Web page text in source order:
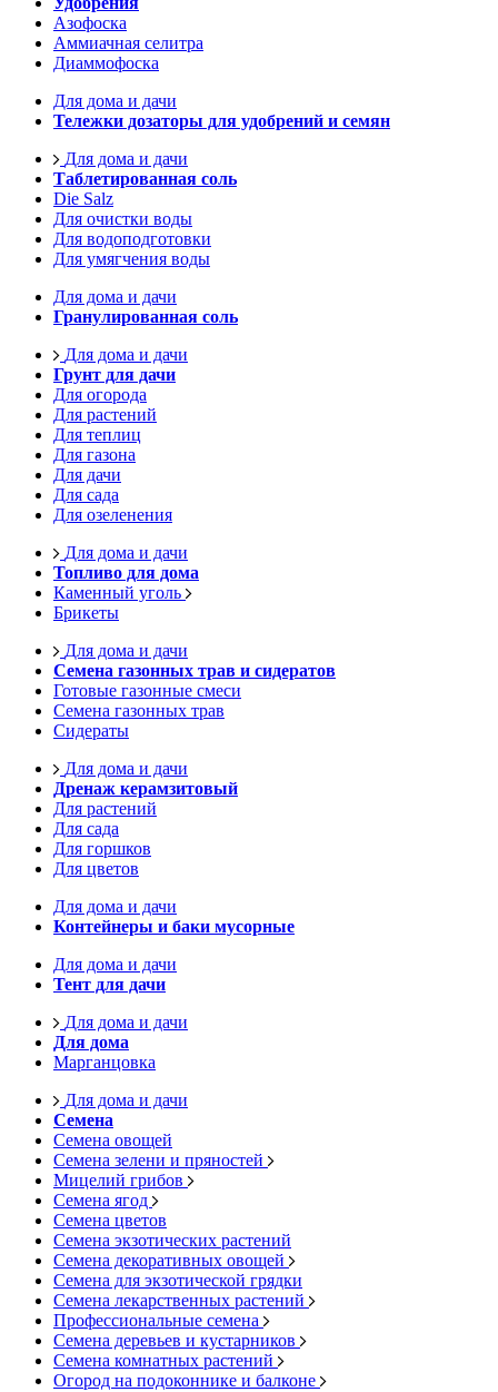
Азофоска
Аммиачная селитра
Диаммофоска
Для дома и дачи
Тележки дозаторы для удобрений и семян
Для дома и дачи
Таблетированная соль
Die Salz
Для очистки воды
Для водоподготовки
Для умягчения воды
Для дома и дачи
Гранулированная соль
Для дома и дачи
Грунт для дачи
Для огорода
Для растений
Для теплиц
Для газона
Для дачи
Для сада
Для озеленения
Для дома и дачи
Топливо для дома
Каменный уголь
Брикеты
Для дома и дачи
Семена газонных трав и сидератов
Готовые газонные смеси
Семена газонных трав
Сидераты
Для дома и дачи
Дренаж керамзитовый
Для растений
Для сада
Для горшков
Для цветов
Для дома и дачи
Контейнеры и баки мусорные
Для дома и дачи
Тент для дачи
Для дома и дачи
Для дома
Марганцовка
Для дома и дачи
Семена
Семена овощей
Семена зелени и пряностей
Мицелий грибов
Семена ягод
Семена цветов
Семена экзотических растений
Семена декоративных овощей
Семена для экзотической грядки
Семена лекарственных растений
Профессиональные семена
Семена деревьев и кустарников
Семена комнатных растений
Огород на подоконнике и балконе